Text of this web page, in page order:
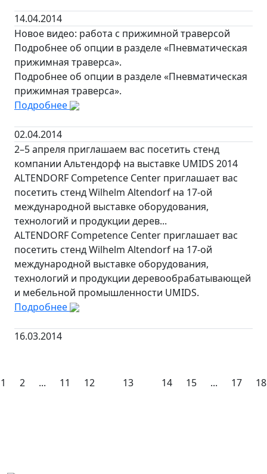
14.04.2014
Новое видео: работа с прижимной траверсой
Подробнее об опции в разделе «Пневматическая
прижимная траверса».
Подробнее об опции в разделе «Пневматическая
прижимная траверса».
Подробнее
02.04.2014
2–5 апреля приглашаем вас посетить стенд
компании Альтендорф на выставке UMIDS 2014
ALTENDORF Competence Center приглашает вас
посетить стенд Wilhelm Altendorf на 17-ой
международной выставке оборудования,
технологий и продукции дерев...
ALTENDORF Competence Center приглашает вас
посетить стенд Wilhelm Altendorf на 17-ой
международной выставке оборудования,
технологий и продукции деревообрабатывающей
и мебельной промышленности UMIDS.
Подробнее
16.03.2014
1 2 ... 11 12 13 14 15 ... 17 18